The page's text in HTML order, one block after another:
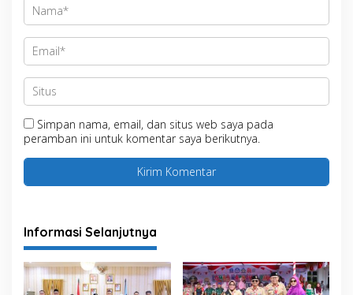
Simpan nama, email, dan situs web saya pada
peramban ini untuk komentar saya berikutnya.
Informasi Selanjutnya